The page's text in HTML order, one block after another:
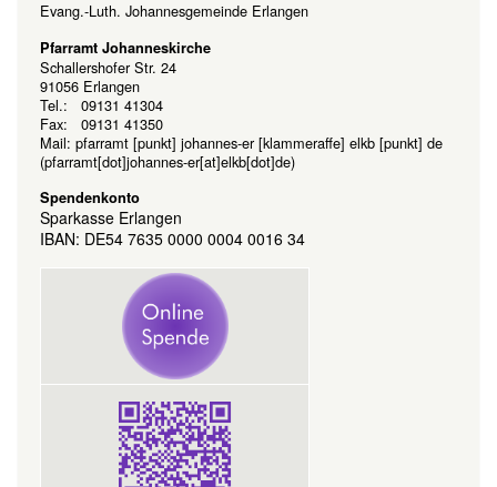
Evang.-Luth. Johannesgemeinde Erlangen
Pfarramt Johanneskirche
Schallershofer Str. 24
91056 Erlangen
Tel.: 09131 41304
Fax: 09131 41350
Mail: pfarramt [punkt] johannes-er [klammeraffe] elkb [punkt] de
(pfarramt[dot]johannes-er[at]elkb[dot]de)
Spendenkonto
Sparkasse Erlangen
IBAN: DE54 7635 0000 0004 0016 34